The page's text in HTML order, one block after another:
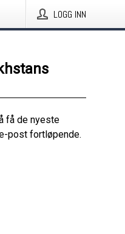
LOGG INN
få de nyeste
post fortløpende.